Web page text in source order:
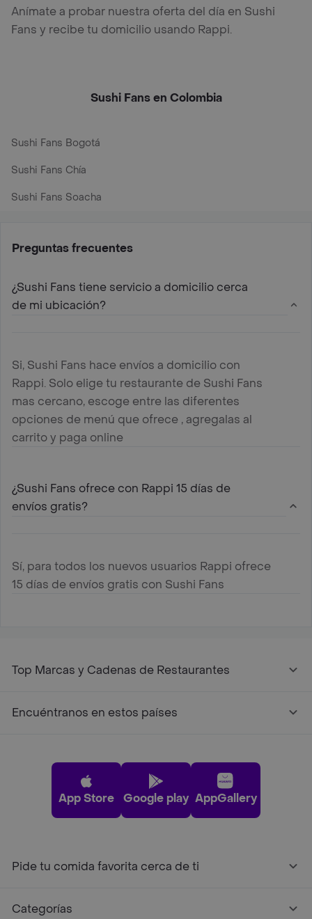
Anímate a probar nuestra oferta del día en Sushi
Fans y recibe tu domicilio usando Rappi.
Sushi Fans en Colombia
Sushi Fans Bogotá
Sushi Fans Chía
Sushi Fans Soacha
Preguntas frecuentes
¿Sushi Fans tiene servicio a domicilio cerca
de mi ubicación?
Si, Sushi Fans hace envíos a domicilio con
Rappi. Solo elige tu restaurante de Sushi Fans
mas cercano, escoge entre las diferentes
opciones de menú que ofrece , agregalas al
carrito y paga online
¿Sushi Fans ofrece con Rappi 15 días de
envíos gratis?
Sí, para todos los nuevos usuarios Rappi ofrece
15 días de envíos gratis con Sushi Fans
Top Marcas y Cadenas de Restaurantes
Encuéntranos en estos países
App Store Google play AppGallery
Pide tu comida favorita cerca de ti
Categorías